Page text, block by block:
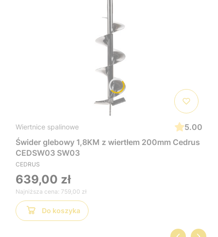
Wiertnice spalinowe
5.00
Świder glebowy 1,8KM z wiertłem 200mm Cedrus
CEDSW03 SW03
CEDRUS
639,00 zł
Najniższa cena: 759,00 zł
Do koszyka